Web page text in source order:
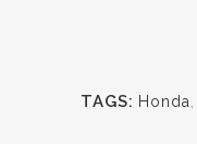
TAGS: Honda